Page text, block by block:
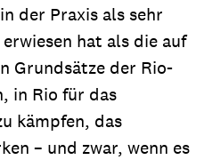
der Praxis als sehr
hat als die auf
Grundsätze der Rio-
in Rio für das
kämpfen, das
– und zwar, wenn es